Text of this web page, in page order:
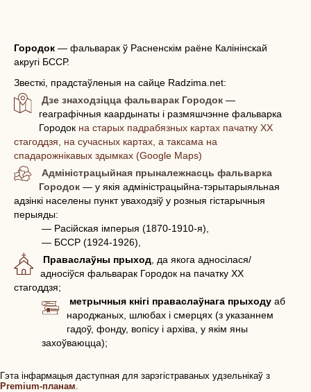
Городок — фальварак ў Расненскім раёне Калінінскай
акругі БССР.
Звесткі, прадстаўленыя на сайце Radzima.net:
Дзе знаходзіцца фальварак Городок —
геаграфічныя каардынаты і размяшчэнне фальварка
Городок на старых падрабязных картах пачатку ХХ
стагоддзя, на сучасных картах, а таксама на
спадарожнікавых здымках (Google Maps)
Адміністрацыйная прыналежнасць фальварка
Городок — у якія адміністрацыйна-тэрытарыяльная
адзінкі населены пункт уваходзіў у розныя гістарычныя
перыяды:
— Расійская імперыя (1870-1910-я),
— БССР (1924-1926),
Праваслаўны прыход, да якога адносілася/
адносіўся фальварак Городок на пачатку ХХ
стагоддзя;
метрычныя кнігі праваслаўнага прыходу аб
народжаных, шлюбах і смерцях (з указаннем
гадоў, фонду, вопісу і архіва, у якім яны
захоўваюцца);
Гэта інфармацыя даступная для зарэгістраваных удзельнікаў з
Premium-планам.